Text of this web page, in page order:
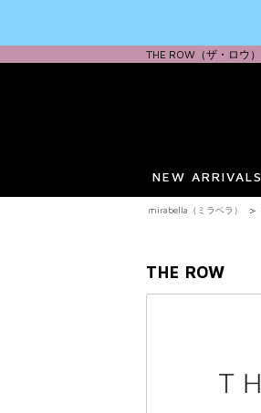
THE ROW（ザ・ロウ）
NEW ARRIVALS
mirabella（ミラベラ）
THE ROW